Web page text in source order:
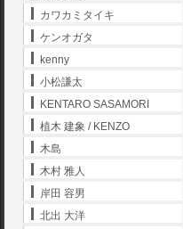
カワカミタイキ
ケンオガタ
kenny
小松謙太
KENTARO SASAMORI
植木 建象 / KENZO
木島
木村 雅人
岸田 容男
北出 大洋